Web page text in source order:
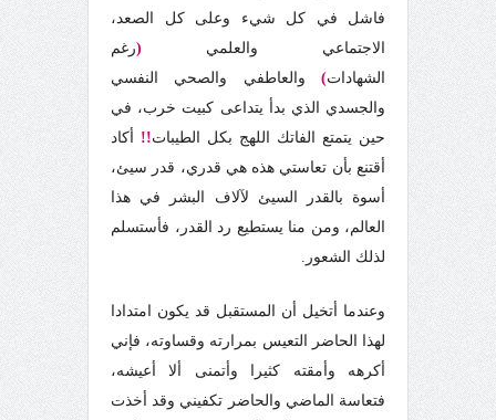
فاشل في كل شيء وعلى كل الصعد،
الاجتماعي والعلمي (رغم
الشهادات) والعاطفي والصحي النفسي
والجسدي الذي بدأ يتداعى كبيت خرب، في
حين يتمتع الفاتك اللهج بكل الطيبات!! أكاد
أقتنع بأن تعاستي هذه هي قدري، قدر سيئ،
أسوة بالقدر السيئ لآلاف البشر في هذا
العالم، ومن منا يستطيع رد القدر، فأستسلم
لذلك الشعور.
وعندما أتخيل أن المستقبل قد يكون امتدادا
لهذا الحاضر التعيس بمرارته وقساوته، فإني
أكرهه وأمقته كثيرا وأتمنى ألا أعيشه،
فتعاسة الماضي والحاضر تكفيني وقد أخذت